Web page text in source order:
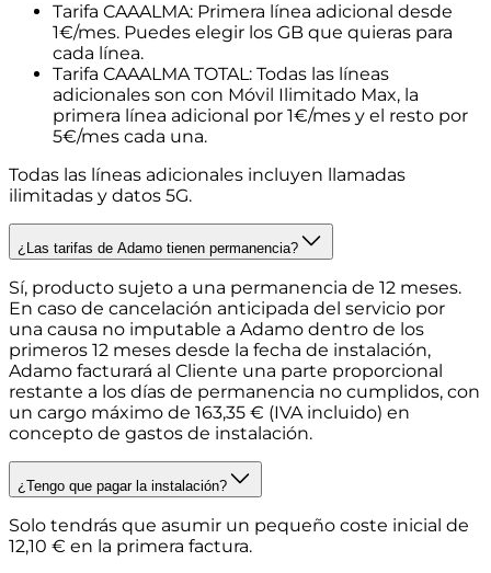
Tarifa CAAALMA: Primera línea adicional desde
1€/mes. Puedes elegir los GB que quieras para
cada línea.
Tarifa CAAALMA TOTAL: Todas las líneas
adicionales son con Móvil Ilimitado Max, la
primera línea adicional por 1€/mes y el resto por
5€/mes cada una.
Todas las líneas adicionales incluyen llamadas
ilimitadas y datos 5G.
¿Las tarifas de Adamo tienen permanencia?
Sí, producto sujeto a una permanencia de 12 meses.
En caso de cancelación anticipada del servicio por
una causa no imputable a Adamo dentro de los
primeros 12 meses desde la fecha de instalación,
Adamo facturará al Cliente una parte proporcional
restante a los días de permanencia no cumplidos, con
un cargo máximo de 163,35 € (IVA incluido) en
concepto de gastos de instalación.
¿Tengo que pagar la instalación?
Solo tendrás que asumir un pequeño coste inicial de
12,10 € en la primera factura.